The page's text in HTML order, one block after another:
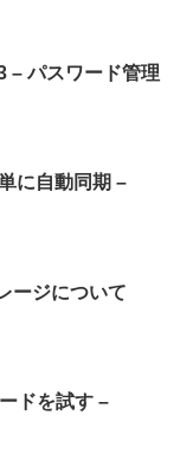
– パスワード管理
に自動同期 –
ージについて
ドを試す –